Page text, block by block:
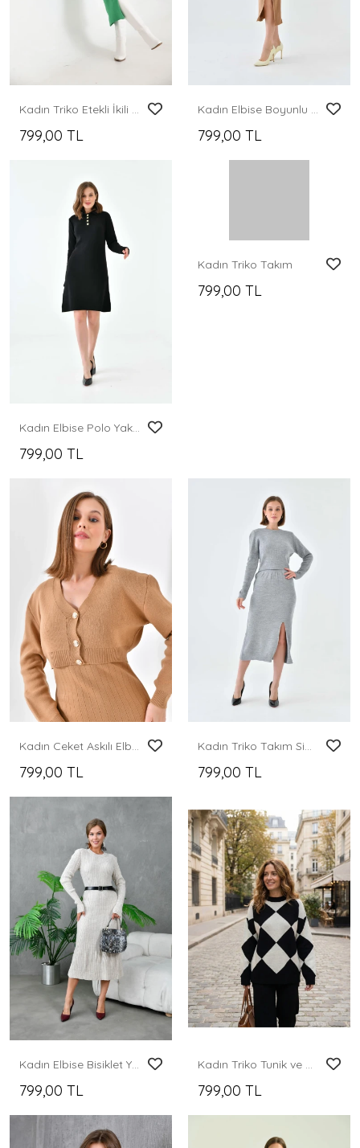
Kadın Triko Etekli İkili Takım
799,00 TL
Kadın Elbise Boyunlu Yırtmaçlı Örme Elbise Camel - 10582
799,00 TL
Kadın Elbise Polo Yaka Düğmeli Mini Boy Triko Elbise Siyah - 10551
799,00 TL
Kadın Triko Takım
799,00 TL
Kadın Ceket Askılı Elbise Triko Takım Camel - 8009
799,00 TL
Kadın Triko Takım Simli Triko Takım Gri - 10579
799,00 TL
Kadın Elbise Bisiklet Yaka Midi Boy Elbise Taş - 10823
799,00 TL
Kadın Triko Tunik ve Pantolonlu İkili Takım
799,00 TL